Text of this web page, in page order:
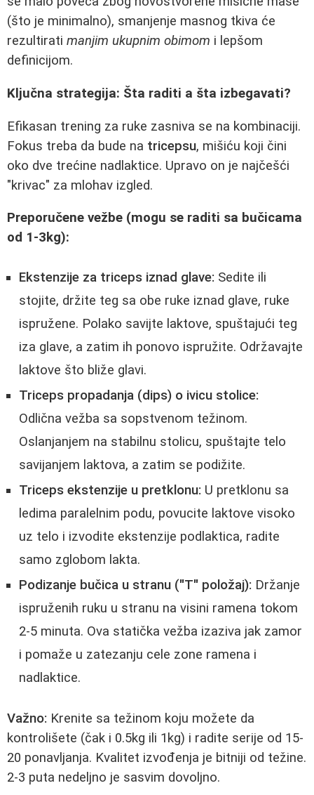
(što je minimalno), smanjenje masnog tkiva će
rezultirati manjim ukupnim obimom i lepšom
definicijom.
Ključna strategija: Šta raditi a šta izbegavati?
Efikasan trening za ruke zasniva se na kombinaciji.
Fokus treba da bude na tricepsu, mišiću koji čini
oko dve trećine nadlaktice. Upravo on je najčešći
"krivac" za mlohav izgled.
Preporučene vežbe (mogu se raditi sa bučicama
od 1-3kg):
Ekstenzije za triceps iznad glave: Sedite ili
stojite, držite teg sa obe ruke iznad glave, ruke
ispružene. Polako savijte laktove, spuštajući teg
iza glave, a zatim ih ponovo ispružite. Održavajte
laktove što bliže glavi.
Triceps propadanja (dips) o ivicu stolice:
Odlična vežba sa sopstvenom težinom.
Oslanjanjem na stabilnu stolicu, spuštajte telo
savijanjem laktova, a zatim se podižite.
Triceps ekstenzije u pretklonu: U pretklonu sa
ledima paralelnim podu, povucite laktove visoko
uz telo i izvodite ekstenzije podlaktica, radite
samo zglobom lakta.
Podizanje bučica u stranu ("T" položaj): Držanje
ispruženih ruku u stranu na visini ramena tokom
2-5 minuta. Ova statička vežba izaziva jak zamor
i pomaže u zatezanju cele zone ramena i
nadlaktice.
Važno: Krenite sa težinom koju možete da
kontrolišete (čak i 0.5kg ili 1kg) i radite serije od 15-
20 ponavljanja. Kvalitet izvođenja je bitniji od težine.
2-3 puta nedeljno je sasvim dovoljno.